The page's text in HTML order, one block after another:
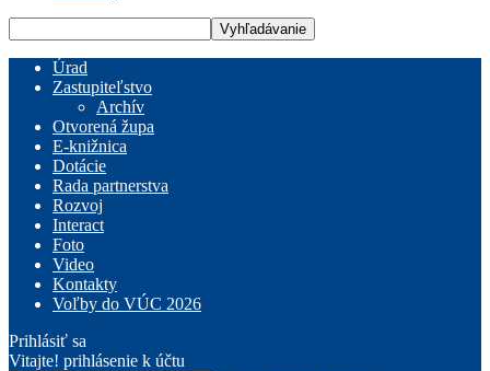
Úrad
Zastupiteľstvo
Archív
Otvorená župa
E-knižnica
Dotácie
Rada partnerstva
Rozvoj
Interact
Foto
Video
Kontakty
Voľby do VÚC 2026
Prihlásiť sa
Vitajte! prihlásenie k účtu